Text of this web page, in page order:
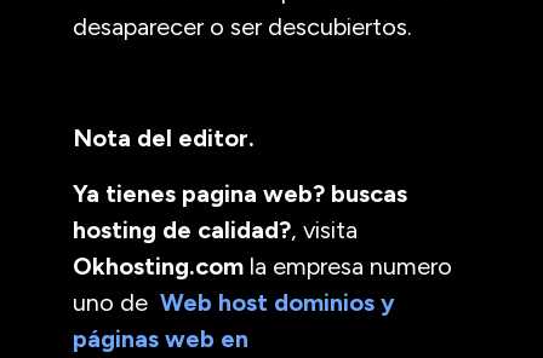
desaparecer o ser descubiertos.
Nota del editor.
Ya tienes pagina web? buscas
hosting de calidad?, visita
Okhosting.com la empresa numero
uno de Web host dominios y
páginas web en